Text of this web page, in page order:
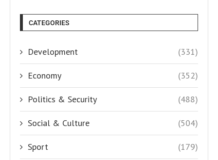
CATEGORIES
Development (331)
Economy (352)
Politics & Security (488)
Social & Culture (504)
Sport (179)